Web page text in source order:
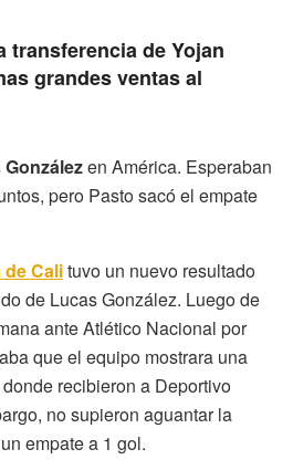
transferencia de Yojan
grandes ventas al
en América. Esperaban
pero Pasto sacó el empate
Calituvo un nuevo resultado
de Lucas González. Luego de
ante Atlético Nacional por
que el equipo mostrara una
recibieron a Deportivo
no supieron aguantar la
empate a 1 gol.